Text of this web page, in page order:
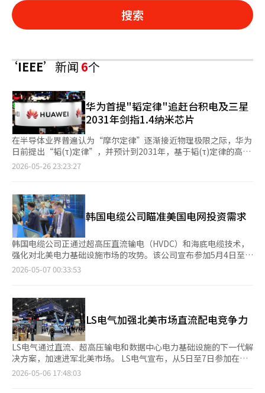
搜索
‘IEEE’新闻6个
华为首提"韬定律"追赶台积电及三星
2031年剑指1.4纳米芯片
在半导体业界普遍认为“摩尔定律”逐渐接近物理极限之际，华为
日前提出“韬(τ)定律”，并预计到2031年，基于韬(τ)定律的高端
芯片晶体管密度将达到1.4纳米制程的同等水平。 日前在电气电子
发表指导半导体产业发展的全新理论框架——韬(τ)定律，提出
以“时间(τ)缩微”替代“几何缩微”作为半导体与电子系统演进
的新指导原则，通过逻辑折叠等创新技术，持续压缩信号传播时
延，不断提升晶体管密度，从而实现半导体与电子系统的持续演
进。 传统的摩尔定律由英特尔创始人戈登·摩尔于1965年提出，
指出集成电路上可容纳的晶体管数量大约每18至24个月增加一
倍，性能随之提升一倍，而成本相应下降一半。这一定律揭示了信
息技术进步的指数增长规律，被视为半导体业界的金科玉律，但在
露，集团过去6年间基于韬(τ)定律已设计并量产381种半导体产
品，并计划于今年秋季推出首款全面采用逻辑折叠技术的麒麟芯
片。华为还提出，基于韬(τ)定律的晶体管密度将在2031年达到相
当于1.4纳米工艺的水平。 何庭波表示，华为已经找到了可持续发
展的进化之路，无需依赖荷兰阿斯麦（ASML）的极紫外光刻机
（EUV）仍可显著提升芯片制造能力。 《南华早报》称，华为及中
芯国际与台积电之间的技术差距约为5年，目前业界普遍预计台积
电将在2028年下半年量产1.4纳米工艺，三星电子则预计于2029年
2026-05-26 23:23:27
韩国电缆公司瞄准美国电网投资需求
韩国电缆公司正通过超高压直流输电（HVDC）和海底电缆技术，
强化对北美电力基础设施市场的攻势。该公司宣布参加5月4日至7
日在美国芝加哥举行的2026 IEEE PES T&D展会，这是美国最大规
求增长、可再生能源扩张及现有电网老化，该公司集中展示了在这
些领域的解决方案。公司特别强调了HVDC领域，基于在美国获得
的320kV HVDC电缆经验，推出了525kV地埋电缆和海底电缆解决
方案，展示其在长距离大容量输电市场的竞争力。此外，公司还介
绍了海底电缆业务扩展计划，包括2027年完工的唐津海底电缆二
厂建设情况，并展示了海上风电专用铺设船“Palos”和海底电缆
施工公司“韩国海洋工程”的能力。老旧电网更换解决方案也是主
要展品之一，这项技术利用现有管道提高输电容量，适合美国市
2026-05-07 00:33:53
LS电气加强北美市场直流配电竞争力
LS电气通过直流、超高压输电和数据中心电力基础设施的下一代解
决方案，加速进军北美市场。 LS电气宣布，从5日至7日参加在美
国伊利诺伊州芝加哥麦考密克广场举办的北美最大电力能源展会
2026-05-06 17:48:03